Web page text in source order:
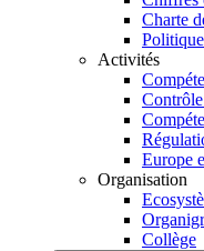
Charte
Activités
Europe
Organisation
Collège